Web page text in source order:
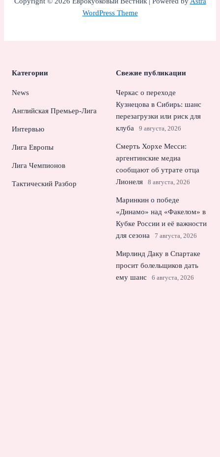
WordPress Theme
Категории
News
Английская Премьер-Лига
Интервью
Лига Европы
Лига Чемпионов
Тактический Разбор
Свежие публикации
Черкас о переходе
Кузнецова в Сибирь: шанс
перезагрузки или риск для
клуба
9 августа, 2026
Смерть Хорхе Месси:
аргентинские медиа
сообщают об утрате отца
Лионеля
8 августа, 2026
Маринкин о победе
«Динамо» над «Факелом» в
Кубке России и её важности
для сезона
7 августа, 2026
Мирлинд Даку в Спартаке
просит болельщиков дать
ему шанс
6 августа, 2026